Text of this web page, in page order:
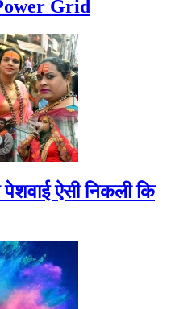
Grid
ऐसी निकली कि